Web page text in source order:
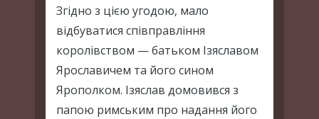
Згідно з цією угодою, мало
відбуватися співправління
королівством — батьком Ізяславом
Ярославичем та його сином
Ярополком. Ізяслав домовився з
папою римським про надання його